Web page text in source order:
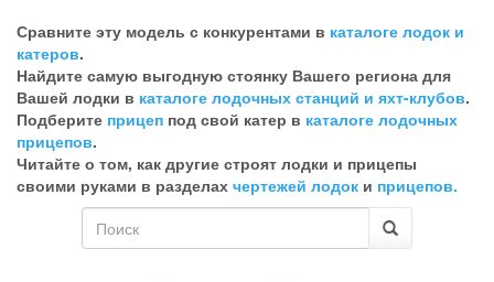
говорит
о
том,
что
Вы
хотите
ненужный
комментарий
Сравните эту модель с конкурентами в каталоге лодок и
катеров.
Найдите самую выгодную стоянку Вашего региона для
Вашей лодки в каталоге лодочных станций и яхт-клубов.
Подберите прицеп под свой катер в каталоге лодочных
прицепов.
Читайте о том, как другие строят лодки и прицепы
своими руками в разделах чертежей лодок и прицепов.
Форма
поиска